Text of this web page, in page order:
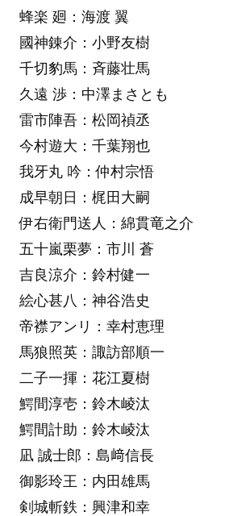
蜂楽 廻：海渡 翼
國神錬介：小野友樹
千切豹馬：斉藤壮馬
久遠 渉：中澤まさとも
雷市陣吾：松岡禎丞
今村遊大：千葉翔也
我牙丸 吟：仲村宗悟
成早朝日：梶田大嗣
伊右衛門送人：綿貫竜之介
五十嵐栗夢：市川 蒼
吉良涼介：鈴村健一
絵心甚八：神谷浩史
帝襟アンリ：幸村恵理
馬狼照英：諏訪部順一
二子一揮：花江夏樹
鰐間淳壱：鈴木崚汰
鰐間計助：鈴木崚汰
凪 誠士郎：島﨑信長
御影玲王：内田雄馬
剣城斬鉄：興津和幸